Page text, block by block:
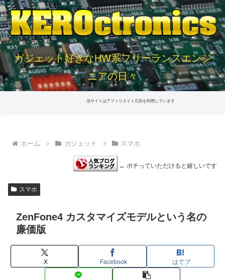
ガジェット好きなHW系フリーランスエンジ
ニアの日々
当サイトはアフィリエイト広告を利用しています
ホーム ガジェット スマホ
← ポチっていただけると嬉しいです
スマホ
ZenFone4 カスタマイズモデルという名の
廉価版
X Facebook はてブ